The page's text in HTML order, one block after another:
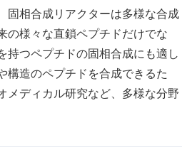
固相合成リアクターは多様な合成
の様々な直鎖ペプチドだけでな
持つペプチドの固相合成にも適し
構造のペプチドを合成できるた
メディカル研究など、多様な分野